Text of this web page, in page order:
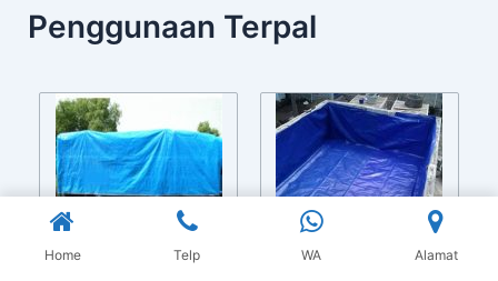
Penggunaan Terpal
Home Telp WA Alamat